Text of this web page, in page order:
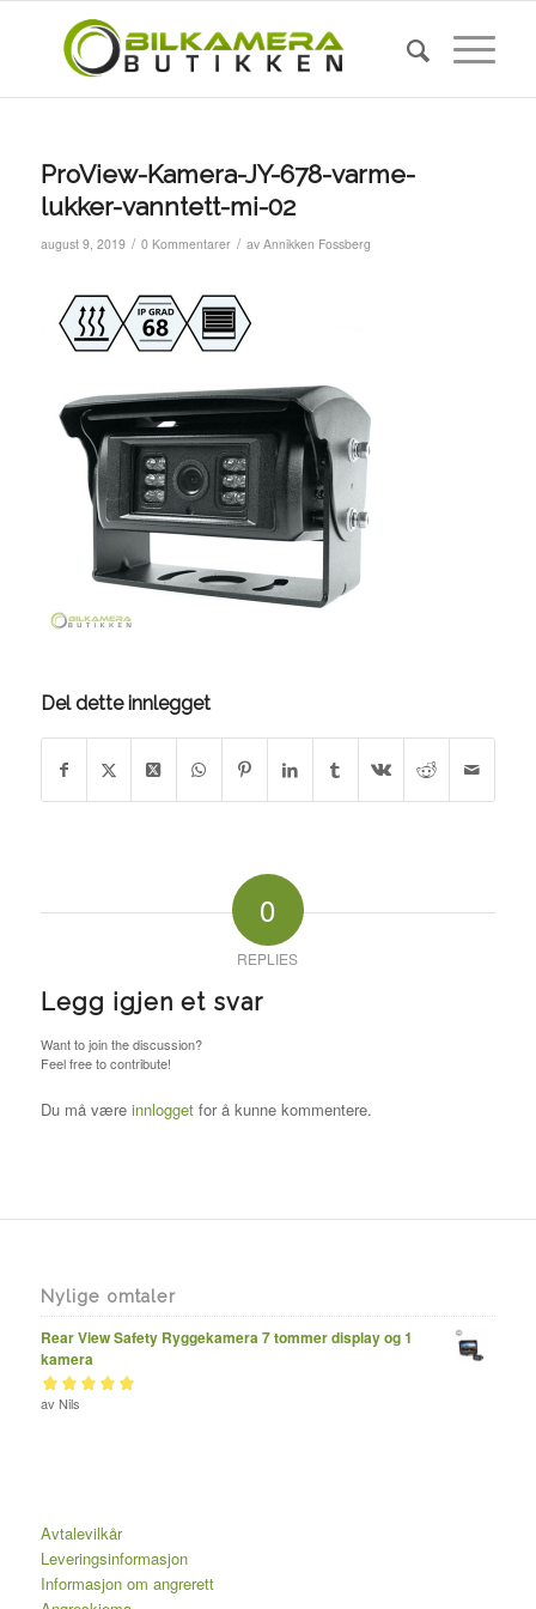
ProView-Kamera-JY-678-varme-
lukker-vanntett-mi-02
august 9, 2019 / 0 Kommentarer / av Annikken Fossberg
Del dette innlegget
0
REPLIES
Legg igjen et svar
Want to join the discussion?
Feel free to contribute!
Du må være innloggetfor å kunne kommentere.
Nylige omtaler
Rear View Safety Ryggekamera 7 tommer display og 1
kamera
Vurdert
av Nils
Avtalevilkår
Leveringsinformasjon
Informasjon om angrerett